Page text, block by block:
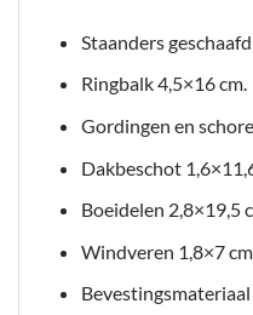
Staanders
Ringbalk 4,5×16 cm.
Gordingen en
Dakbeschot
Boeidelen 2,8×19,5
Windveren 1,8×7 cm.